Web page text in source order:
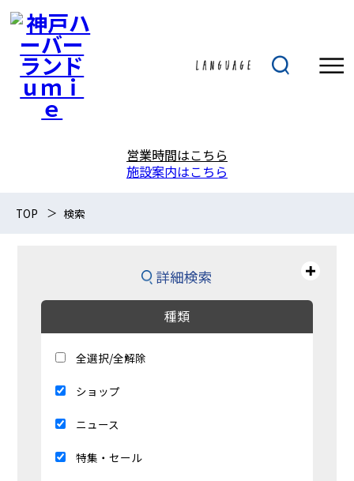
営業時間はこちら
施設案内はこちら
TOP 検索
詳細検索
種類
全選択/全解除
ショップ
ニュース
特集・セール